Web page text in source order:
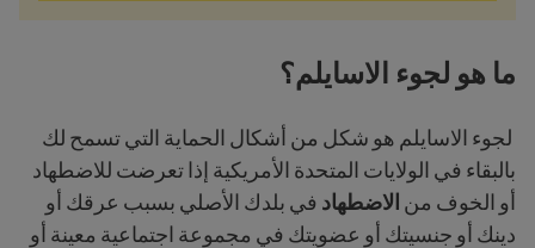
ما هو لجوء الاسايلم؟
لجوء الاسايلم هو شكل من أشكال الحماية التي تسمح لك
بالبقاء في الولايات المتحدة الأمريكية إذا تعرضت للاضطهاد
أو الخوف من الاضطهاد في بلدك الأصلي بسبب عرقك أو
دينك أو جنسيتك أو عضويتك في مجموعة اجتماعية معينة أو